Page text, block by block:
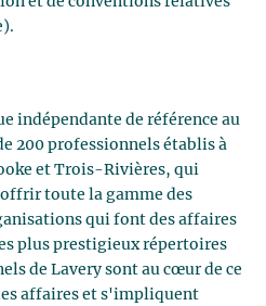
indépendante de référence au
200 professionnels établis à
et Trois-Rivières, qui
toute la gamme des
qui font des affaires
plus prestigieux répertoires
de Lavery sont au cœur de ce
affaires et s'impliquent